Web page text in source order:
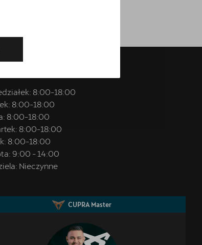
8:00-18:00
8:00-18:00
8:00-18:00
8:00-18:00
8:00-18:00
9:00 - 14:00
Nieczynne
CUPRA Master